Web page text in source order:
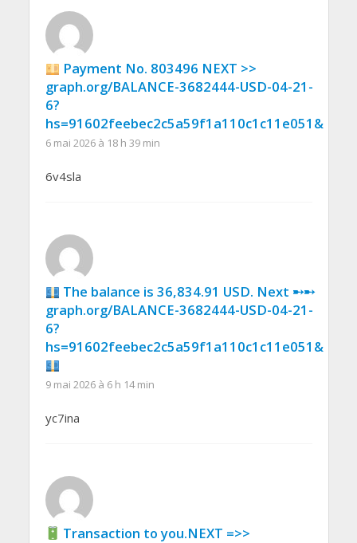
Payment No. 803496 NEXT >>
graph.org/BALANCE-3682444-USD-04-21-
6?
hs=91602feebec2c5a59f1a110c1c11e051&
6 mai 2026 à 18 h 39 min
6v4sla
The balance is 36,834.91 USD. Next ➸➸
graph.org/BALANCE-3682444-USD-04-21-
6?
hs=91602feebec2c5a59f1a110c1c11e051&
9 mai 2026 à 6 h 14 min
yc7ina
Transaction to you.NEXT =>>